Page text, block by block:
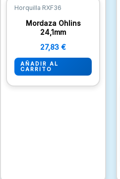
Horquilla RXF36
Mordaza Ohlins
24,1mm
27,83 €
AÑADIR AL
CARRITO